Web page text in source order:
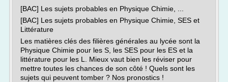
[BAC] Les sujets probables en Physique Chimie, ...
[BAC] Les sujets probables en Physique Chimie, SES et
Littérature
Les matières clés des filières générales au lycée sont la
Physique Chimie pour les S, les SES pour les ES et la
littérature pour les L. Mieux vaut bien les réviser pour
mettre toutes les chances de son côté ! Quels sont les
sujets qui peuvent tomber ? Nos pronostics !